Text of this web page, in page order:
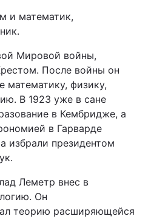
и математик,
Мировой войны,
После войны он
математику, физику,
В 1923 уже в сане
в Кембридже, а
в Гарварде
избрали президентом
Леметр внес в
Он
теорию расширяющейся